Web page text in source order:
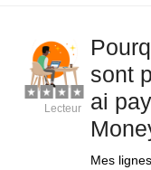
sont
ai
Mes
Lecteur